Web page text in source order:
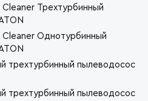
Трехтурбинный
Cleaner Однотурбинный
трехтурбинный пылеводосос
трехтурбинный пылеводосос